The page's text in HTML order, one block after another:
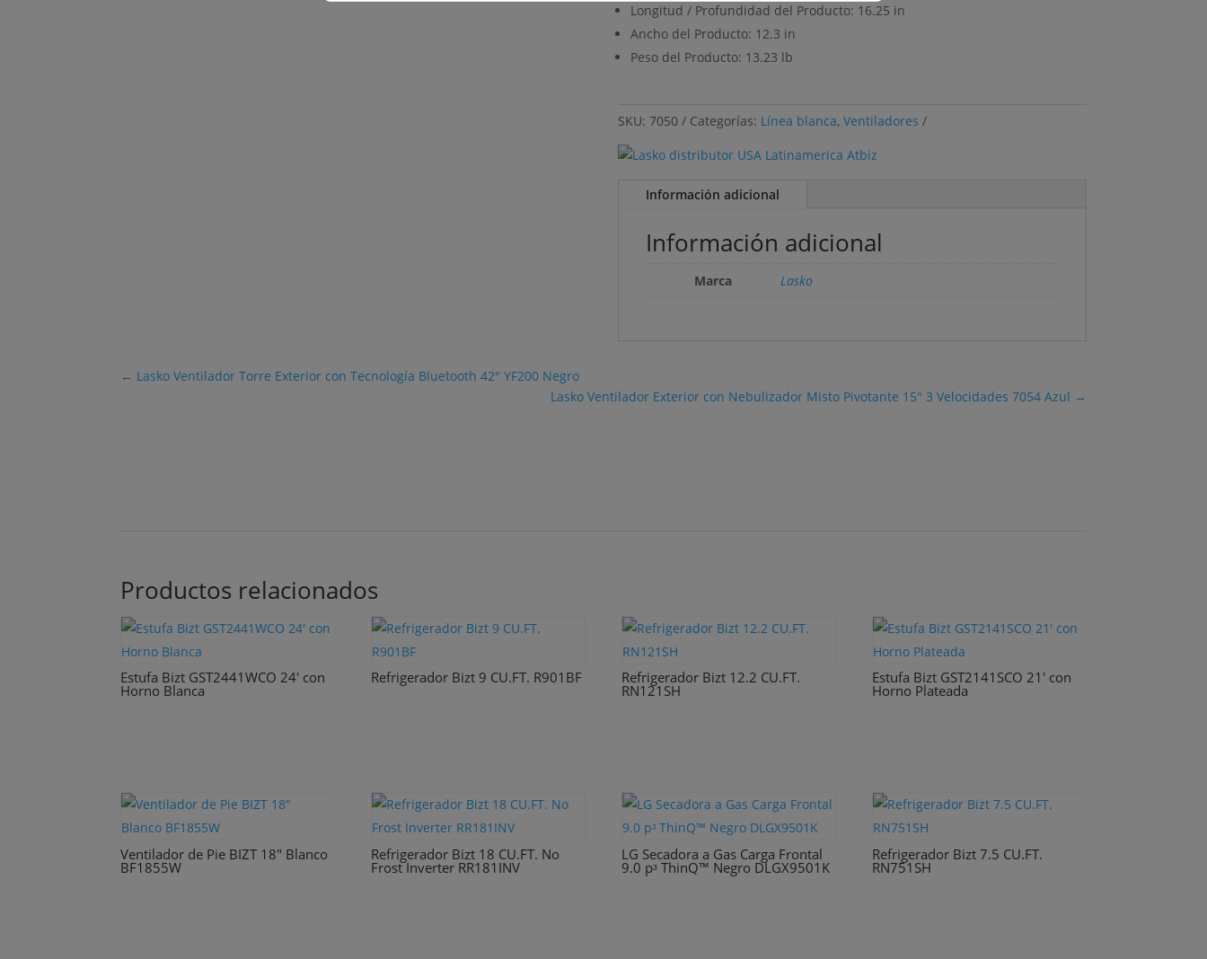
Longitud / Profundidad del Producto: 16.25 in
Ancho del Producto: 12.3 in
Peso del Producto: 13.23 lb
SKU:7050 Categorías: Línea blanca,Ventiladores
Información adicional
Información adicional
Marca Lasko
← Lasko Ventilador Torre Exterior con Tecnología Bluetooth 42" YF200 Negro
Lasko Ventilador Exterior con Nebulizador Misto Pivotante 15" 3 Velocidades 7054 Azul →
Productos relacionados
Estufa Bizt GST2441WCO 24′ con
Horno Blanca
Refrigerador Bizt 9 CU.FT. R901BF Refrigerador Bizt 12.2 CU.FT.
RN121SH
Estufa Bizt GST2141SCO 21′ con
Horno Plateada
Ventilador de Pie BIZT 18″ Blanco
BF1855W
Refrigerador Bizt 18 CU.FT. No
Frost Inverter RR181INV
LG Secadora a Gas Carga Frontal
9.0 pᶟ ThinQ™ Negro DLGX9501K
Refrigerador Bizt 7.5 CU.FT.
RN751SH